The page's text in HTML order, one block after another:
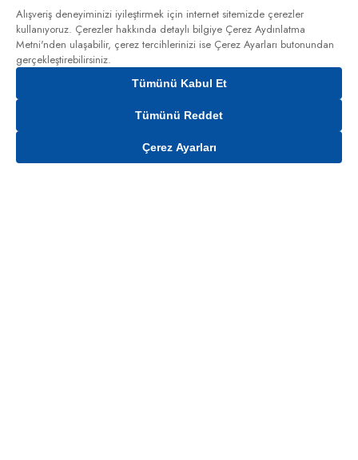
Gelince Haber Ver
Alışveriş deneyiminizi iyileştirmek için internet sitemizde çerezler
kullanıyoruz. Çerezler hakkında detaylı bilgiye Çerez Aydınlatma
Metni'nden ulaşabilir, çerez tercihlerinizi ise Çerez Ayarları butonundan
gerçekleştirebilirsiniz.
Tümünü Kabul Et
Tümünü Reddet
Çerez Ayarları